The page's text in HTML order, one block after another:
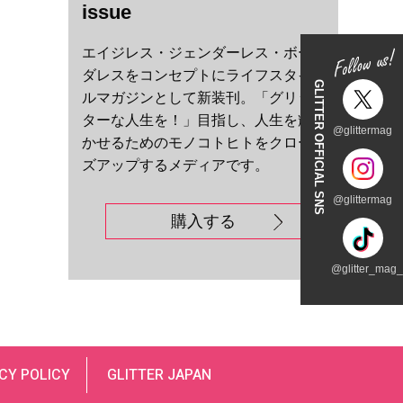
GLITTER OFFICIAL SNS @glittermag
@glittermag
issue
エイジレス・ジェンダーレス・ボー
ダレスをコンセプトにライフスタイ
ルマガジンとして新装刊。「グリッ
ターな人生を！」目指し、人生を輝
かせるためのモノコトヒトをクロー
ズアップするメディアです。
購入する
POLICY GLITTER JAPAN